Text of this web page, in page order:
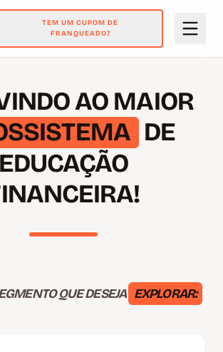
TEM UM CUPOM DE
FRANQUEADO?
AO MAIOR
DE
EDUCAÇÃO
QUE DESEJA EXPLORAR: